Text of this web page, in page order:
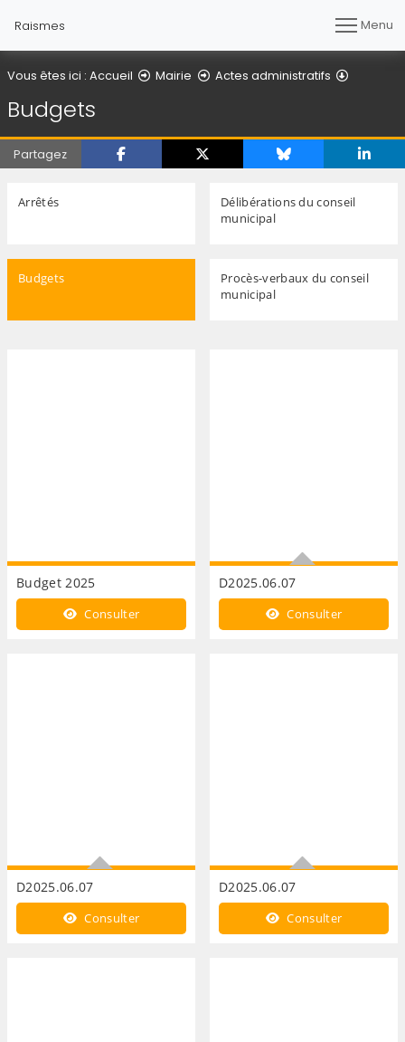
Raismes Menu
Vous êtes ici : Accueil Mairie Actes administratifs
Budgets
Partagez
Arrêtés
Délibérations du conseil
municipal
Budgets
Procès-verbaux du conseil
municipal
Budget 2025
Consulter
D2025.06.07
Annexe 3
Consulter
D2025.06.07
Annexe 2
Consulter
D2025.06.07
Annexe 1
Consulter